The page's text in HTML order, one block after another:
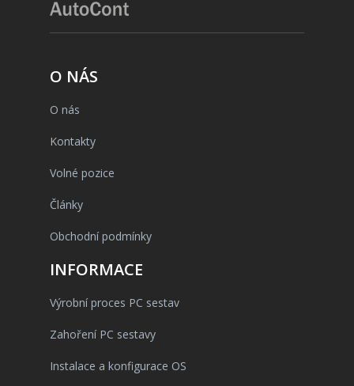
O NÁS
O nás
Kontakty
Volné pozice
Články
Obchodní podmínky
INFORMACE
Výrobní proces PC sestav
Zahoření PC sestavy
Instalace a konfigurace OS